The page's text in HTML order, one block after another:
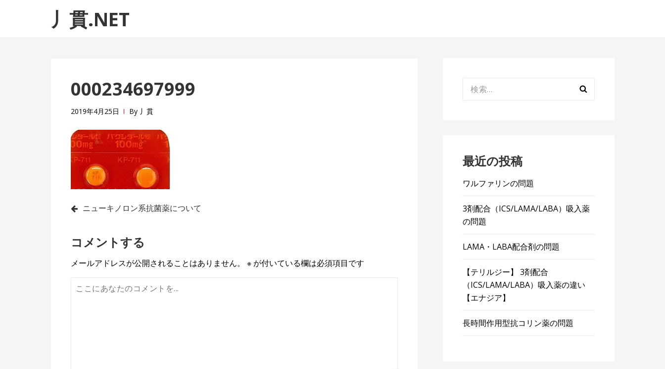
ゲ
テ丿貫.NET
000234697999
2019年4月25日 By 丿貫
投
ナ
ビ
ゲ
ニューキノロン系抗菌薬について
コメントする
メールアドレスが公開されることはありません。 ※ が付いている欄は必須項目です
索:
最近の投稿
ワルファリンの問題
3剤配合（ICS/LAMA/LABA）吸入薬
の問題
LAMA・LABA配合剤の問題
【テリルジー】 3剤配合
（ICS/LAMA/LABA）吸入薬の違い
【エナジア】
長時間作用型抗コリン薬の問題